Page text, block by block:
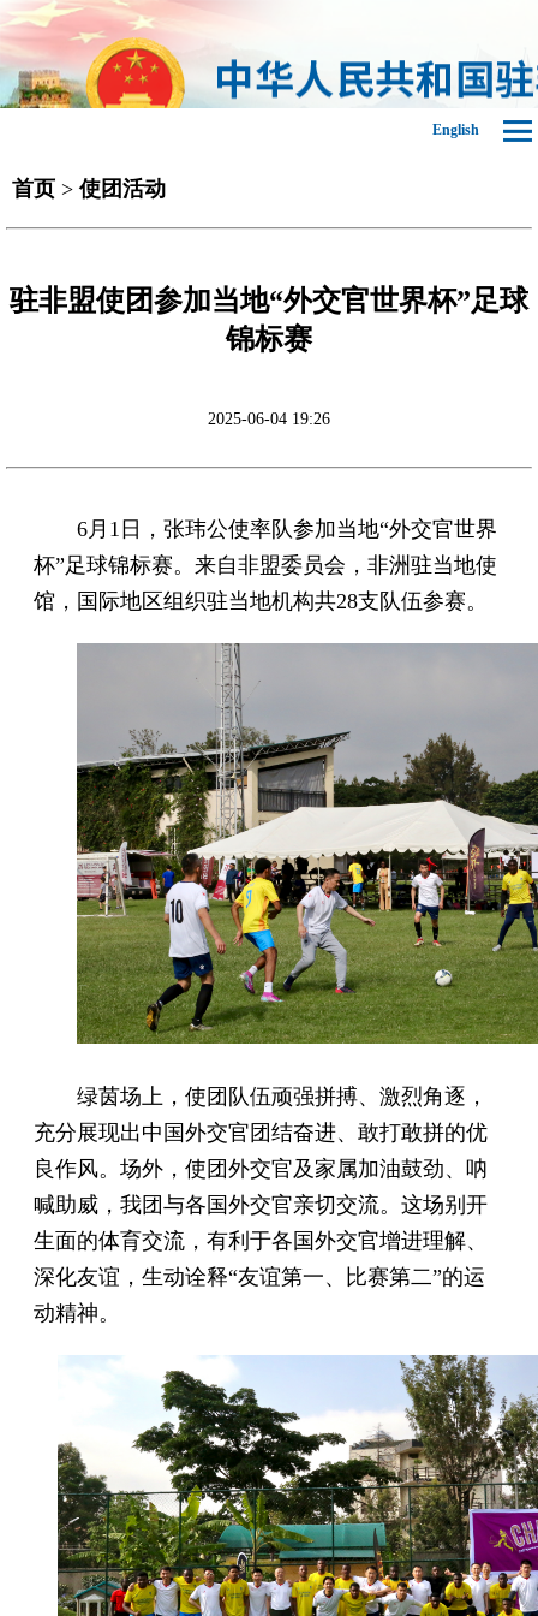
English
首页 > 使团活动
驻非盟使团参加当地“外交官世界杯”足球
锦标赛
2025-06-04 19:26
6月1日，张玮公使率队参加当地“外交官世界
杯”足球锦标赛。来自非盟委员会，非洲驻当地使
馆，国际地区组织驻当地机构共28支队伍参赛。
绿茵场上，使团队伍顽强拼搏、激烈角逐，
充分展现出中国外交官团结奋进、敢打敢拼的优
良作风。场外，使团外交官及家属加油鼓劲、呐
喊助威，我团与各国外交官亲切交流。这场别开
生面的体育交流，有利于各国外交官增进理解、
深化友谊，生动诠释“友谊第一、比赛第二”的运
动精神。